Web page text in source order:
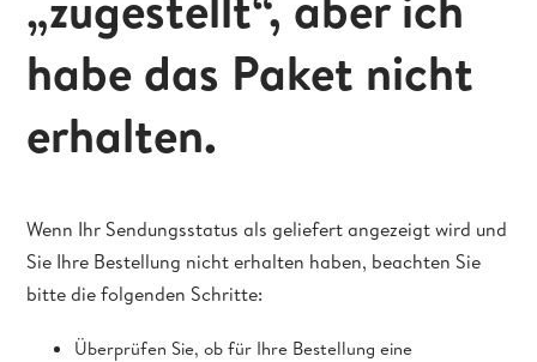
habe das Paket nicht
erhalten.
Wenn Ihr Sendungsstatus als geliefert angezeigt wird und
Sie Ihre Bestellung nicht erhalten haben, beachten Sie
bitte die folgenden Schritte:
Überprüfen Sie, ob für Ihre Bestellung eine